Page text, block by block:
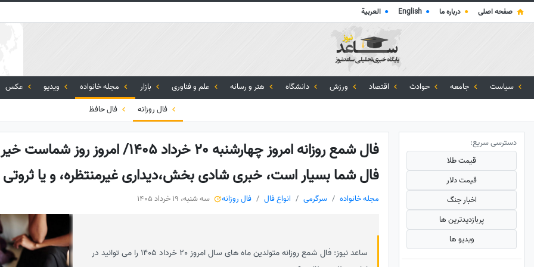
صفحه اصلی ● درباره ما ●
English
● العربية
سیاست جامعه حوادث اقتصاد ورزش دانشگاه هنر و رسانه علم و فناوری بازار مجله خانواده ویدیو عکس
فال روزانه
فال حافظ
فال شمع روزانه امروز چهارشنبه 20 خرداد 1405/
فال شما بسیار است، خبری شادی بخش،دیداری غیرمنتظره، و یا ثروتی
مجله خانواده سرگرمی انواع فال فال روزانه سه شنبه، 19 خرداد 1405
ساعد نیوز: فال شمع روزانه متولدین ماه های سال امروز 20 خرداد 1405 را می توانید در
دسترسی سریع:
قیمت طلا
قیمت دلار
اخبار جنگ
پربازدید‌ترین ها
ویدیو ها